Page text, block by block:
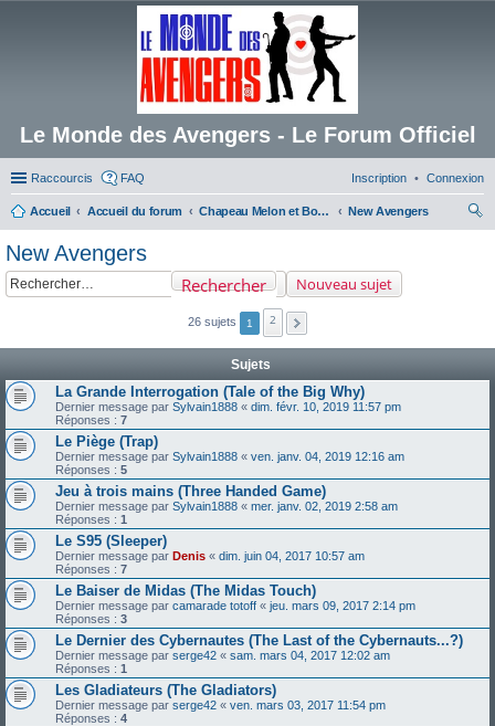
Le Monde des Avengers - Le Forum Officiel
Raccourcis FAQ Connexion
Inscription
Accueil Accueil du forum Chapeau Melon et Bottes de Cuir
New Avengers
New Avengers
Nouveau sujet
Rechercher
26 sujets 1 2
Sujets
La Grande Interrogation (Tale of the Big Why)
Dernier message par Sylvain1888 « dim. févr. 10, 2019 11:57 pm
Réponses : 7
Le Piège (Trap)
Dernier message par Sylvain1888 « ven. janv. 04, 2019 12:16 am
Réponses : 5
Jeu à trois mains (Three Handed Game)
Dernier message par Sylvain1888 « mer. janv. 02, 2019 2:58 am
Réponses : 1
Le S95 (Sleeper)
Dernier message par Denis « dim. juin 04, 2017 10:57 am
Réponses : 7
Le Baiser de Midas (The Midas Touch)
Dernier message par camarade totoff « jeu. mars 09, 2017 2:14 pm
Réponses : 3
Le Dernier des Cybernautes (The Last of the Cybernauts...?)
Dernier message par serge42 « sam. mars 04, 2017 12:02 am
Réponses : 1
Les Gladiateurs (The Gladiators)
Dernier message par serge42 « ven. mars 03, 2017 11:54 pm
Réponses : 4